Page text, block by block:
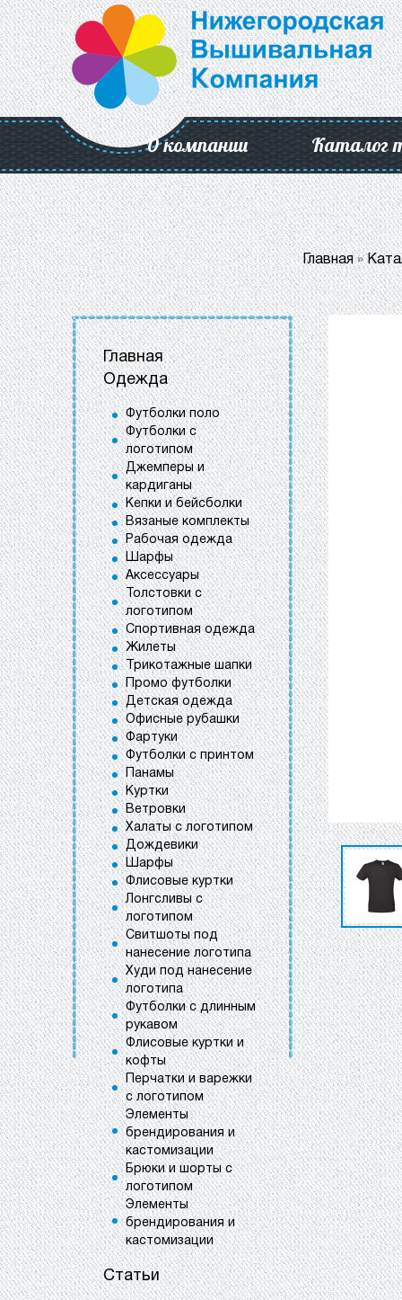
О компании Каталог
Главная»
Главная
Одежда
Футболки поло
Футболки с
логотипом
Джемперы и
кардиганы
Кепки и бейсболки
Вязаные комплекты
Рабочая одежда
Шарфы
Аксессуары
Толстовки с
логотипом
Спортивная одежда
Жилеты
Трикотажные шапки
Промо футболки
Детская одежда
Офисные рубашки
Фартуки
Футболки с принтом
Панамы
Куртки
Ветровки
Халаты с логотипом
Дождевики
Шарфы
Флисовые куртки
Лонгсливы с
логотипом
Свитшоты под
нанесение логотипа
Худи под нанесение
логотипа
Футболки с длинным
рукавом
Флисовые куртки и
кофты
Перчатки и варежки
с логотипом
Элементы
брендирования и
кастомизации
Брюки и шорты с
логотипом
Элементы
брендирования и
кастомизации
Статьи